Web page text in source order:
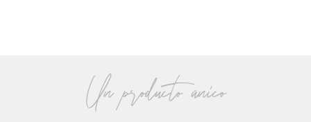
Un producto único